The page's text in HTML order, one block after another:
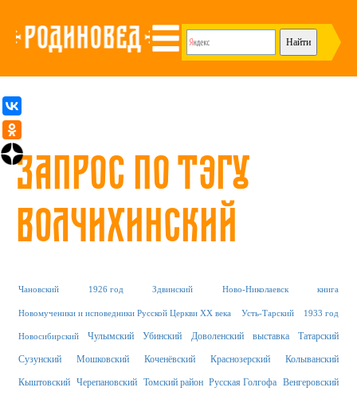
Запрос по тэгу
Волчихинский
Чановский 1926 год Здвинский Ново-Николаевск книга
Новомученики и исповедники Русской Церкви XX века Усть-Тарский 1933 год
Новосибирский Чулымский Убинский Доволенский выставка Татарский
Сузунский Мошковский Коченёвский Краснозерский Колыванский
Кыштовский Черепановский Томский район Русская Голгофа Венгеровский